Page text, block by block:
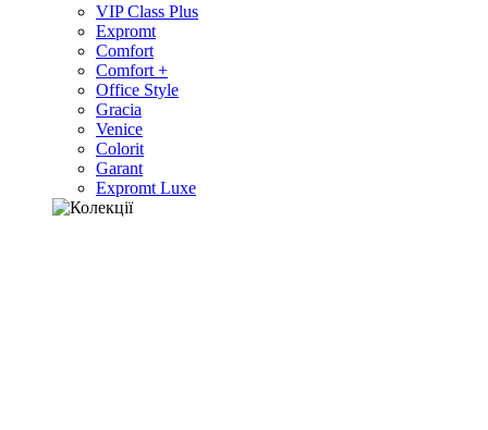
VIP Class Plus
Expromt
Comfort
Comfort +
Office Style
Gracia
Venice
Colorit
Garant
Expromt Luxe